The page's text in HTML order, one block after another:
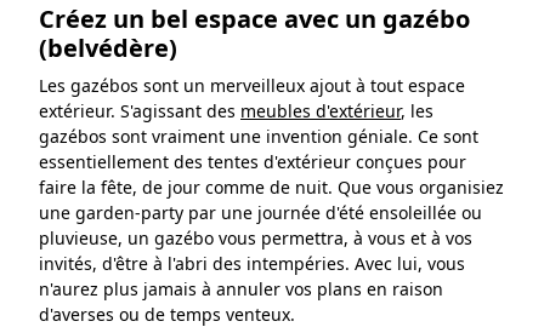
Créez un bel espace avec un gazébo
(belvédère)
Les gazébos sont un merveilleux ajout à tout espace
extérieur. S'agissant des meubles d'extérieur, les
gazébos sont vraiment une invention géniale. Ce sont
essentiellement des tentes d'extérieur conçues pour
faire la fête, de jour comme de nuit. Que vous organisiez
une garden-party par une journée d'été ensoleillée ou
pluvieuse, un gazébo vous permettra, à vous et à vos
invités, d'être à l'abri des intempéries. Avec lui, vous
n'aurez plus jamais à annuler vos plans en raison
d'averses ou de temps venteux.